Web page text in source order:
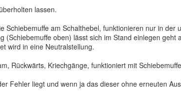
lassen.
Schiebemuffe am Schalthebel, funktionieren nur in der
(Schiebemuffe oben) lässt sich im Stand einlegen
wird in eine Neutralstellung.
Rückwärts, Kriechgänge, funktioniert mit
Fehler liegt und wenn ja das dieser ohne erneuten